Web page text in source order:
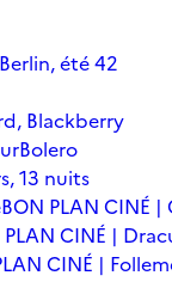
Berlin, été 42
Blackberry
Bolero
13 nuits
BON PLAN CINÉ
PLAN CINÉ |
CINÉ |